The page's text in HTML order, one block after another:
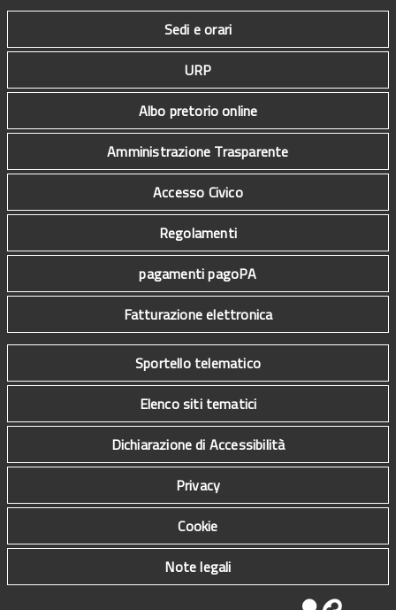
Sedi e orari
URP
Albo pretorio online
Amministrazione Trasparente
Accesso Civico
Regolamenti
pagamenti pagoPA
Fatturazione elettronica
Sportello telematico
Elenco siti tematici
Dichiarazione di Accessibilità
Privacy
Cookie
Note legali